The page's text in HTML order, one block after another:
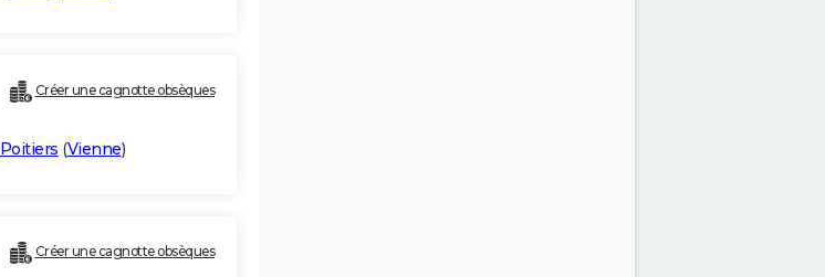
Créer une cagnotte obsèques
Poitiers (Vienne)
Créer une cagnotte obsèques